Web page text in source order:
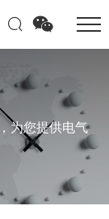
为您提供电气